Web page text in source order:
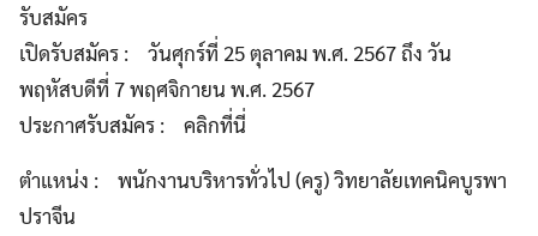
รับสมัคร
เปิดรับสมัคร : วันศุกร์ที่ 25 ตุลาคม พ.ศ. 2567 ถึง วัน
พฤหัสบดีที่ 7 พฤศจิกายน พ.ศ. 2567
ประกาศรับสมัคร : คลิกที่นี่
ตำแหน่ง : พนักงานบริหารทั่วไป (ครู) วิทยาลัยเทคนิคบูรพา
ปราจีน